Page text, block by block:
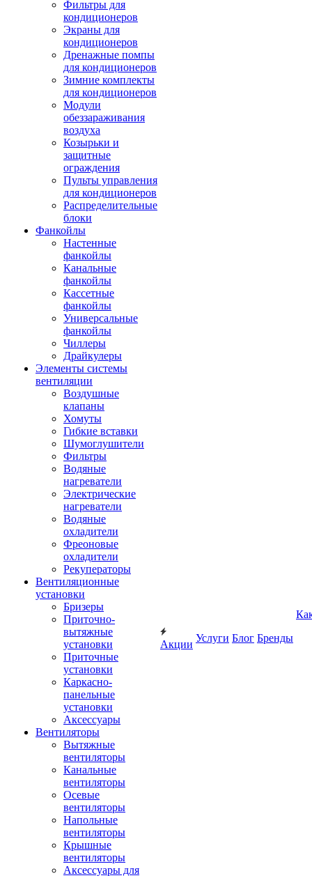
Фильтры для
кондиционеров
Экраны для
кондиционеров
Дренажные помпы
для кондиционеров
Зимние комплекты
для кондиционеров
Модули
обеззараживания
воздуха
Козырьки и
защитные
ограждения
Пульты управления
для кондиционеров
Распределительные
блоки
Фанкойлы
Настенные
фанкойлы
Канальные
фанкойлы
Кассетные
фанкойлы
Универсальные
фанкойлы
Чиллеры
Драйкулеры
Элементы системы
вентиляции
Воздушные
клапаны
Хомуты
Гибкие вставки
Шумоглушители
Фильтры
Водяные
нагреватели
Электрические
нагреватели
Водяные
охладители
Фреоновые
охладители
Рекуператоры
Вентиляционные
установки
Бризеры
Приточно-
вытяжные
установки
Приточные
установки
Каркасно-
панельные
установки
Аксессуары
Вентиляторы
Вытяжные
вентиляторы
Канальные
вентиляторы
Осевые
вентиляторы
Напольные
вентиляторы
Крышные
вентиляторы
Аксессуары для
Акции
Услуги Блог Бренды